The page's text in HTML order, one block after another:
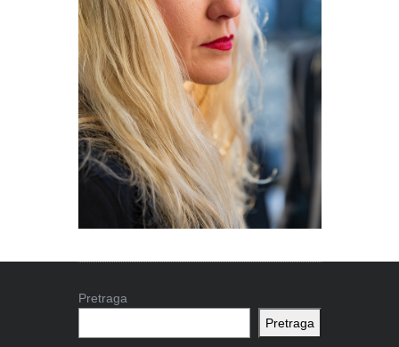
Pretraga
Pretraga